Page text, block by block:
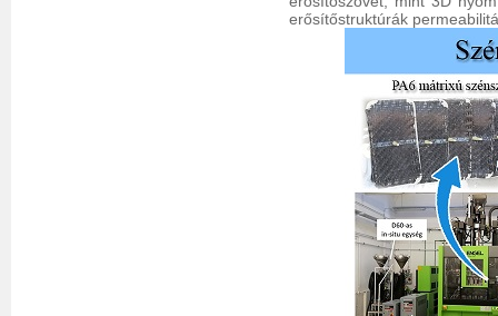
erősítőstruktúrák